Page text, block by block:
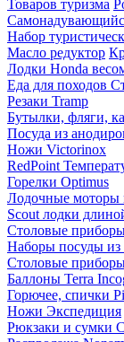
Товаров туризма
Набор
Масло редуктор
Лодки Honda
Еда для походов
Резаки Tramp
Бутылки, фляги,
Посуда из
Ножи Victorinox
RedPoint
Горелки Optimus
Лодочные моторы
Scout лодки
Столовые
Наборы посуды
Столовые
Баллоны Terra
Горючее, спички
Ножи Экспедиция
Рюкзаки и сумки